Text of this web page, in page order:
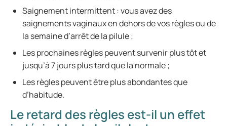
Saignement intermittent : vous avez des
saignements vaginaux en dehors de vos règles ou de
la semaine d’arrêt de la pilule ;
Les prochaines règles peuvent survenir plus tôt et
jusqu’à 7 jours plus tard que la normale ;
Les règles peuvent être plus abondantes que
d’habitude.
Le retard des règles est-il un effet